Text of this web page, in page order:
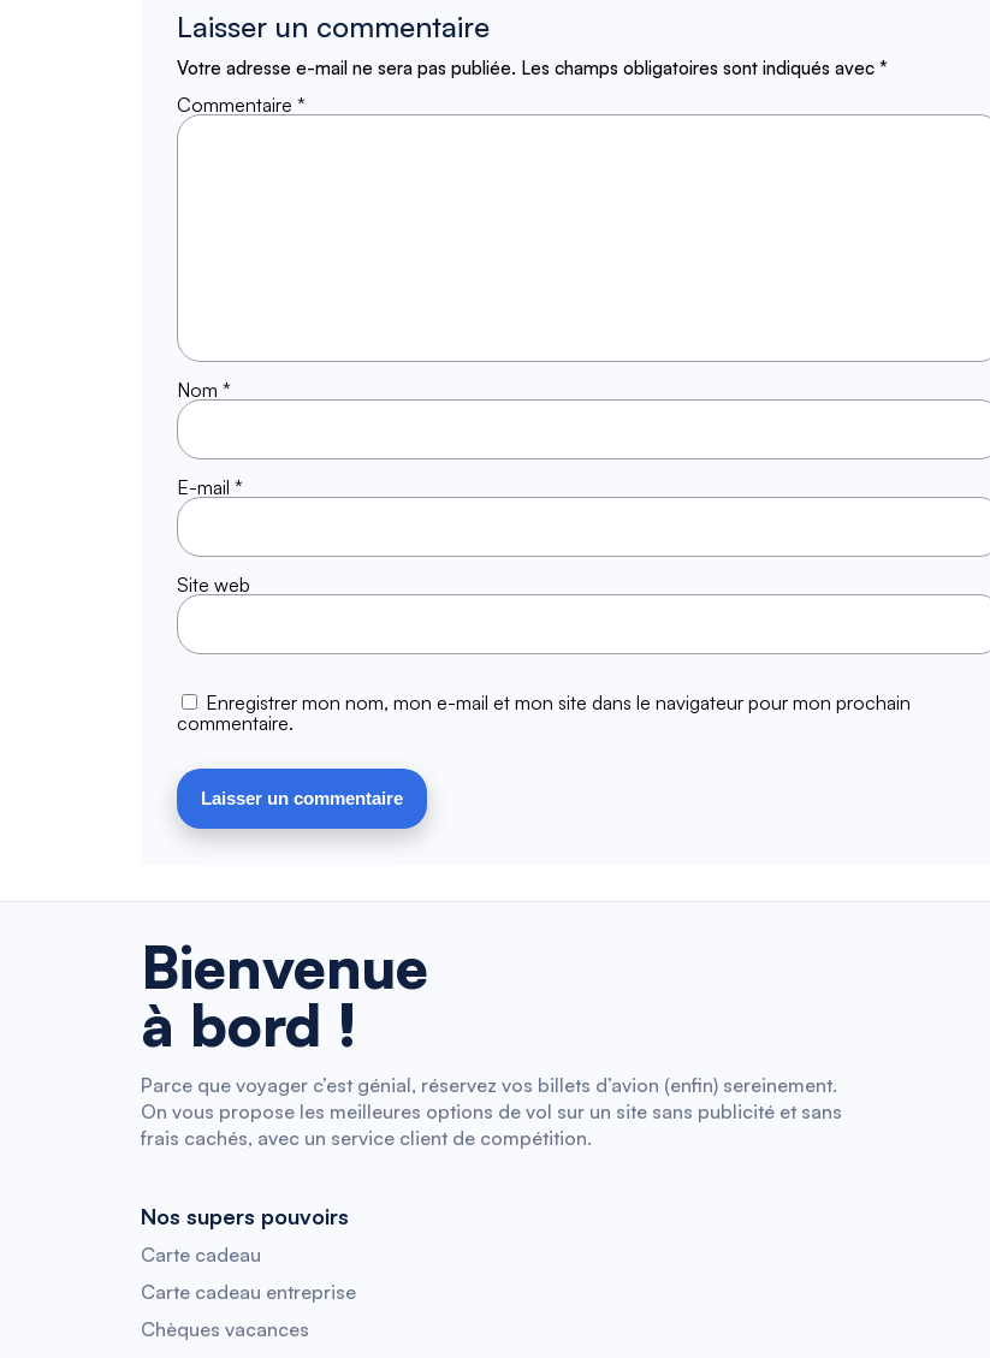
Laisser un commentaire
Votre adresse e-mail ne sera pas publiée. Les champs obligatoires sont indiqués avec *
Commentaire *
Nom *
E-mail *
Site web
Enregistrer mon nom, mon e-mail et mon site dans le navigateur pour mon prochain
commentaire.
Bienvenue
à bord !
Parce que voyager c’est génial, réservez vos billets d’avion (enfin) sereinement.
On vous propose les meilleures options de vol sur un site sans publicité et sans
frais cachés, avec un service client de compétition.
Nos supers pouvoirs
Carte cadeau
Carte cadeau entreprise
Chèques vacances